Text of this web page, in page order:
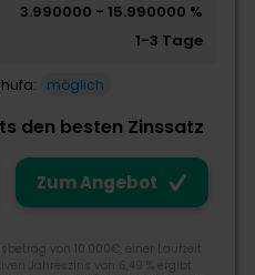
3.990000 - 15.990000 %
1-3 Tage
möglich
den besten Zinssatz
Zum Angebot
von 10.000€, einer Laufzeit
Jahreszins von 6,49 % ergibt